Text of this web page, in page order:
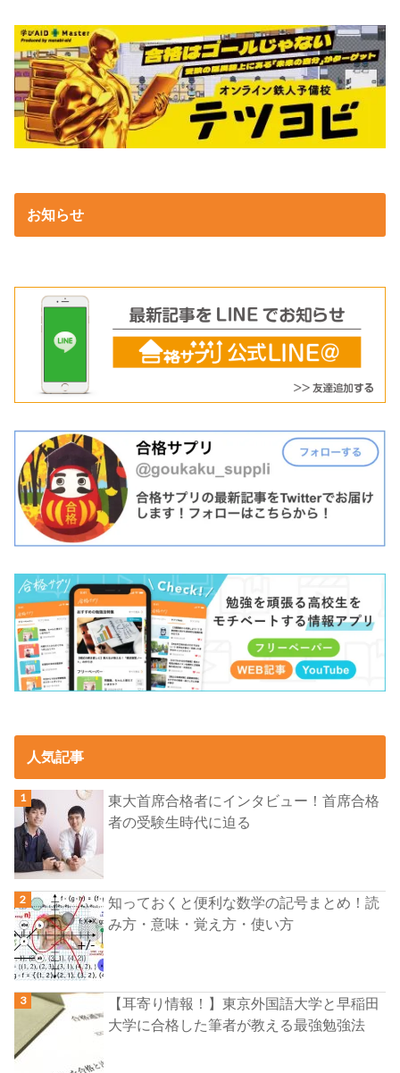
お知らせ
人気記事
東大首席合格者にインタビュー！首席合格
者の受験生時代に迫る
知っておくと便利な数学の記号まとめ！読
み方・意味・覚え方・使い方
【耳寄り情報！】東京外国語大学と早稲田
大学に合格した筆者が教える最強勉強法